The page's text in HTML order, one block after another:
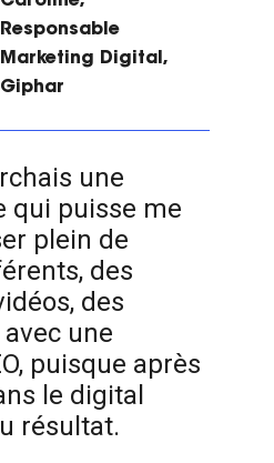
Responsable
Marketing Digital,
Giphar
une
qui puisse me
plein de
des
des
une
puisque après
le digital
résultat.